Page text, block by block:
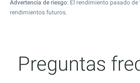
Advertencia de riesgo: El rendimiento pasado de
rendimientos futuros.
Preguntas